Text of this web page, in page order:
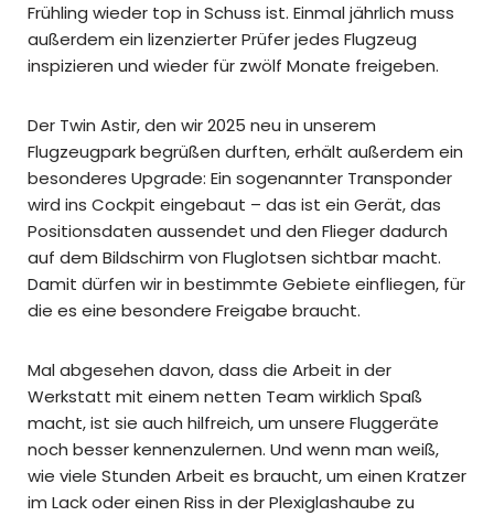
Frühling wieder top in Schuss ist. Einmal jährlich muss
außerdem ein lizenzierter Prüfer jedes Flugzeug
inspizieren und wieder für zwölf Monate freigeben.
Der Twin Astir, den wir 2025 neu in unserem
Flugzeugpark begrüßen durften, erhält außerdem ein
besonderes Upgrade: Ein sogenannter Transponder
wird ins Cockpit eingebaut – das ist ein Gerät, das
Positionsdaten aussendet und den Flieger dadurch
auf dem Bildschirm von Fluglotsen sichtbar macht.
Damit dürfen wir in bestimmte Gebiete einfliegen, für
die es eine besondere Freigabe braucht.
Mal abgesehen davon, dass die Arbeit in der
Werkstatt mit einem netten Team wirklich Spaß
macht, ist sie auch hilfreich, um unsere Fluggeräte
noch besser kennenzulernen. Und wenn man weiß,
wie viele Stunden Arbeit es braucht, um einen Kratzer
im Lack oder einen Riss in der Plexiglashaube zu